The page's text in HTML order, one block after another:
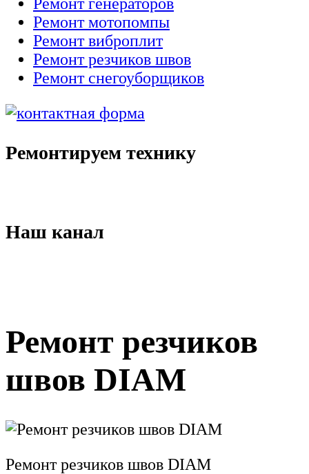
Ремонт мотопомпы
Ремонт виброплит
Ремонт резчиков швов
Ремонт снегоуборщиков
Ремонтируем технику
Наш канал
Ремонт резчиков
швов DIAM
Ремонт резчиков швов DIAM